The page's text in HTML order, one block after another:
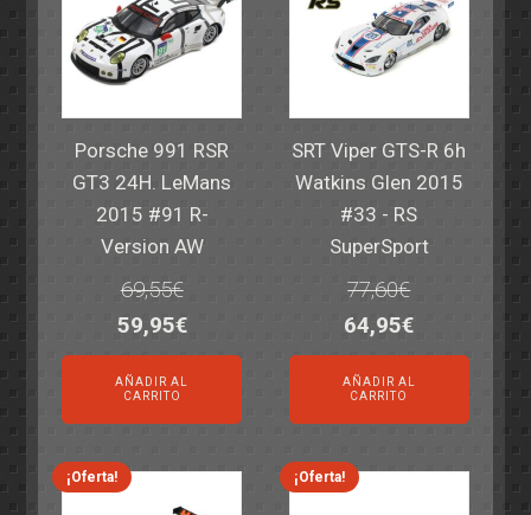
Porsche 991 RSR
GT3 24H. LeMans
2015 #91 R-
Version AW
69,55€
El
precio
original
era:
69,55€.
59,95€El
precio
actual
es:
59,95€.
AÑADIR AL
CARRITO
SRT Viper GTS-R 6h
Watkins Glen 2015
#33 - RS
SuperSport
77,60€
El
precio
original
era:
77,60€.
64,95€El
precio
actual
es:
64,95€.
AÑADIR AL
CARRITO
¡Oferta! ¡Oferta!